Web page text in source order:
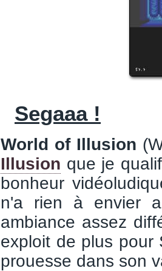
Segaaa !
World of Illusion
Illusion que je
bonheur
n'a rien à envier
ambiance assez
exploit de plus pour
prouesse dans son